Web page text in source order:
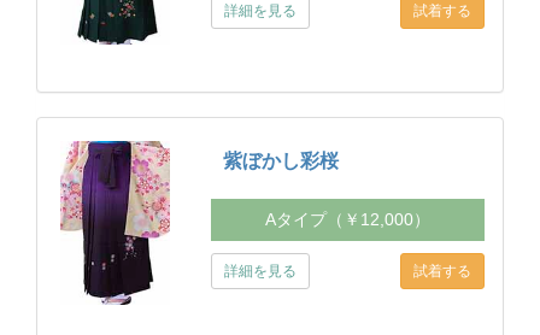
詳細を見る
紫ぼかし彩桜
Aタイプ（￥12,000）
詳細を見る